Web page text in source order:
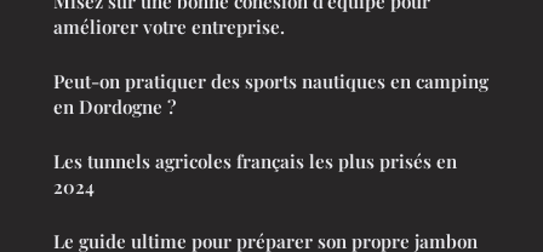
améliorer votre entreprise.
Peut-on pratiquer des sports nautiques en camping
en Dordogne ?
Les tunnels agricoles français les plus prisés en
2024
Le guide ultime pour préparer son propre jambon